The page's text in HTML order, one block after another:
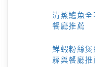
清蒸鱸魚
餐廳推薦
鮮蝦粉絲
驟與餐廳